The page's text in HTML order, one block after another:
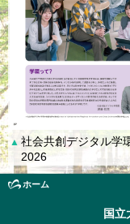
▲ 社会共創デジタル学
2026
ホーム
国立